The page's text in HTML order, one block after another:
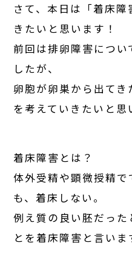
さて、本日は「着床
きたいと思います！
前回は排卵障害につ
したが、
卵胞が卵巣から出て
を考えていきたいと思
着床障害とは？
体外受精や顕微授精
も、着床しない。
例え質の良い胚だった
とを着床障害と言いま